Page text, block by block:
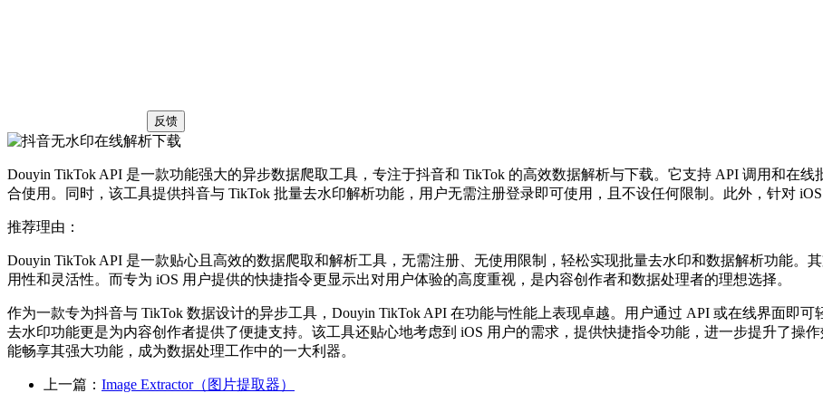
反馈
Douyin TikTok API 是一款功能强大的异步数据爬取工具，专注于抖音和 TikTok 的高效数据解析与下载。它支持 API 调用和在
合使用。同时，该工具提供抖音与 TikTok 批量去水印解析功能，用户无需注册登录即可使用，且不设任何限制。此外，针对
推荐理由：
Douyin TikTok API 是一款贴心且高效的数据爬取和解析工具，无需注册、无使用限制，轻松实现批量去水印和数据解析功能。
用性和灵活性。而专为 iOS 用户提供的快捷指令更显示出对用户体验的高度重视，是内容创作者和数据处理者的理想选择。
作为一款专为抖音与 TikTok 数据设计的异步工具，Douyin TikTok API 在功能与性能上表现卓越。用户通过 API 或在线界面即
去水印功能更是为内容创作者提供了便捷支持。该工具还贴心地考虑到 iOS 用户的需求，提供快捷指令功能，进一步提升了操
能畅享其强大功能，成为数据处理工作中的一大利器。
上一篇： Image Extractor（图片提取器）